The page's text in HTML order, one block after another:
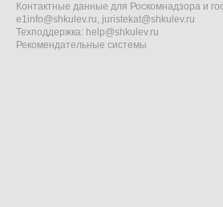
Контактные данные для Роскомнадзора и
e1info@shkulev.ru, juristekat@shkulev.ru
Техподдержка: help@shkulev.ru
Рекомендательные системы